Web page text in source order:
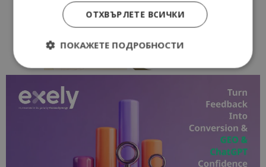
ОТХВЪРЛЕТЕ ВСИЧКИ
ПОКАЖЕТЕ ПОДРОБНОСТИ
Строго необходимо
Строго необходимите бисквитки позволяват
основната функционалност на уебсайта, като
потребителско влизане и управление на
акаунта. Уебсайтът не може да се използва